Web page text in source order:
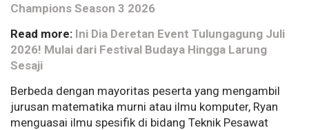
Champions Season 3 2026
Read more: Ini Dia Deretan Event Tulungagung Juli
2026! Mulai dari Festival Budaya Hingga Larung
Sesaji
Berbeda dengan mayoritas peserta yang mengambil
jurusan matematika murni atau ilmu komputer, Ryan
menguasai ilmu spesifik di bidang Teknik Pesawat